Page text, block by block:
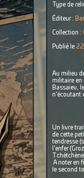
Type de
Éditeur :
Collection :
Publié le
Au milieu
militaire en
Bassaiev,
n’écoutant
Un livre
de cette
tendresse
l’enfer
A noter en
le second